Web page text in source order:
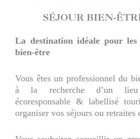
SÉJOUR BIEN-
La destination idéale pour les
bien-être
Vous êtes un professionnel du
à la recherche d’un lieu
écoresponsable & labellisé
organiser vos séjours ou retraites